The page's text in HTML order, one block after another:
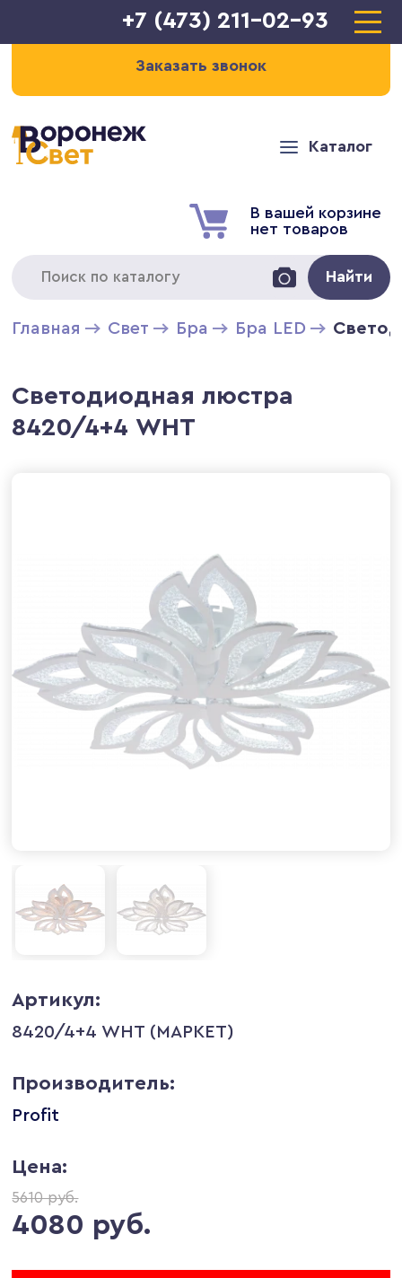
+7 (473) 211-02-93
Заказать звонок
Каталог
В вашей корзине
нет товаров
Найти
Главная Свет Бра Бра LED
Светодиодная люстра
8420/4+4 WHT
Артикул:
8420/4+4 WHT (МАРКЕТ)
Производитель:
Profit
Цена:
5610 руб.
4080 руб.